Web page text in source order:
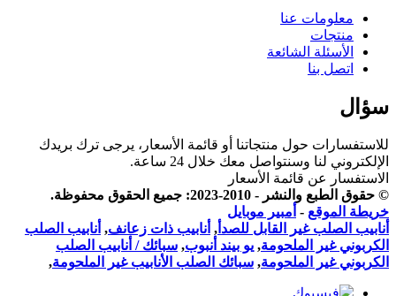
معلومات عنا
منتجات
الأسئلة الشائعة
اتصل بنا
سؤال
للاستفسارات حول منتجاتنا أو قائمة الأسعار، يرجى ترك بريدك
الإلكتروني لنا وسنتواصل معك خلال 24 ساعة.
الاستفسار عن قائمة الأسعار
© حقوق الطبع والنشر - 2010-2023: جميع الحقوق محفوظة.
خريطة الموقع - أمبير موبايل
أنابيب الصلب غير القابل للصدأ , أنابيب ذات زعانف, أنابيب الصلب
الكربوني غير الملحومة, يو بيند أنبوب, سبائك / أنابيب الصلب
الكربوني غير الملحومة, سبائك الصلب الأنابيب غير الملحومة,